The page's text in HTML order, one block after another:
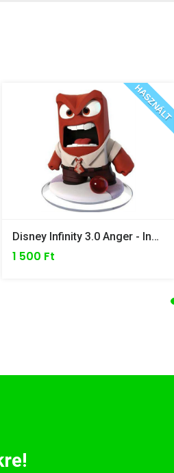
HASZNÁLT
Disney Infinity 3.0 Anger - Inside Out INF - 1000217
1 500 Ft